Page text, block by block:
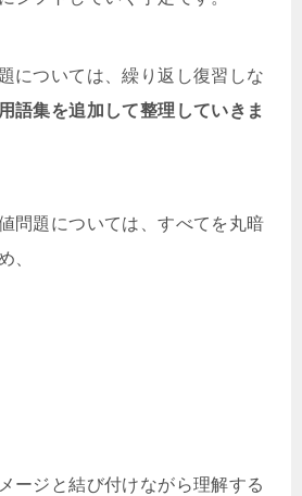
については、繰り返し復習しな
用語集を追加して整理していきま
問題については、すべてを丸暗
、
ージと結び付けながら理解する